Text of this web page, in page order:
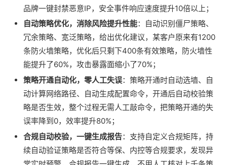
品牌一键封禁恶意IP，安全事件响应速度提升10倍以上；
自动策略优化，消除风险提升性能：自动识别僵尸策略、
冗余策略、宽泛策略，给出优化建议，某客户原来有1200
条防火墙策略，优化后只剩下400条有效策略，防火墙性
能提升了60%，攻击暴露面缩小了70%；
策略开通自动化，零人工失误：策略开通时自动选墙、自
动计算网络路径、自动生成配置命令，开通后自动校验策
略是否生效，整个过程无需人工敲命令，把策略开通的失
误率降到0，效率提升80%；
合规自动校验，一键生成报告：支持自定义合规矩阵，持
续自动验证策略是否符合等保、内控等合规要求，发现异